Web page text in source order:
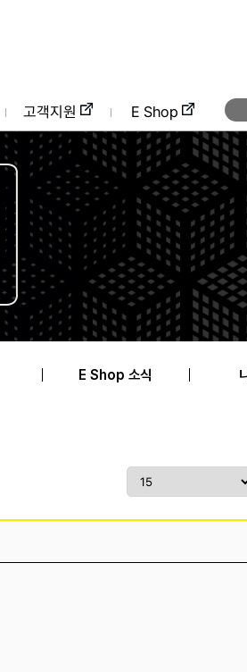
고객지원 E Shop
E Shop 소식